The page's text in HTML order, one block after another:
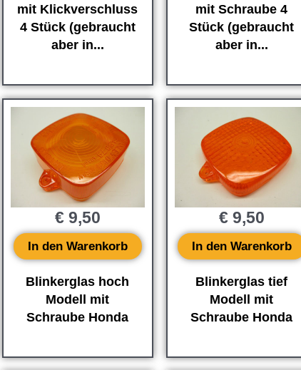
mit Klickverschluss
4 Stück (gebraucht
aber in...
mit Schraube 4
Stück (gebraucht
aber in...
Blinkerglas hoch
Modell mit
Schraube Honda
€9,50
In den Warenkorb
Blinkerglas tief
Modell mit
Schraube Honda
€9,50
In den Warenkorb